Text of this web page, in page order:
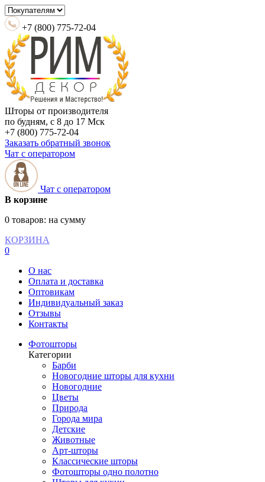
+7 (800) 775-72-04
Шторы от производителя
по будням, с 8 до 17 Мск
+7 (800) 775-72-04
Заказать обратный звонок
Чат с оператором
Чат с оператором
В корзине
0 товаров: на сумму
КОРЗИНА
0
О нас
Оплата и доставка
Оптовикам
Индивидуальный заказ
Отзывы
Контакты
Фотошторы
Категории
Барби
Новогодние шторы для кухни
Новогодние
Цветы
Природа
Города мира
Детские
Животные
Арт-шторы
Классические шторы
Фотошторы одно полотно